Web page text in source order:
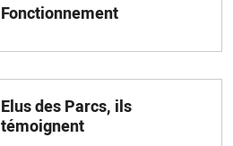
Fonctionnement
Elus des Parcs, ils
témoignent